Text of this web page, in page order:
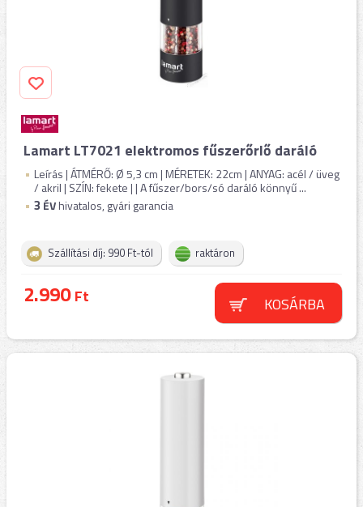
Lamart LT7021 elektromos fűszerőrlő daráló
Leírás | ÁTMÉRŐ: Ø 5,3 cm | MÉRETEK: 22cm | ANYAG: acél / üveg
/ akril | SZÍN: fekete | | A fűszer/bors/só daráló könnyű ...
3 ÉVhivatalos, gyári garancia
Szállítási díj: 990 Ft-tól raktáron
2.990Ft KOSÁRBA